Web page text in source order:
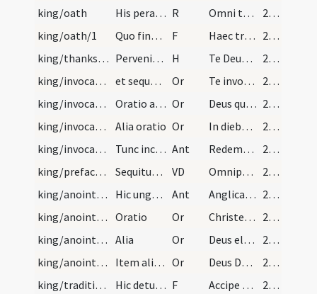
king/oath
His peractis omnis dicant Amen. Postmodum cantetu… R Omni tempore benedic Deum
281
king/oath/1
Quo finetenus hymnizato rex erigatur de solo et a… F Haec tria populo christiano ... clemens et misericors Deus. Qui vivit
281
king/thanksgiving
Perveniens rex ad ecclesiam prosternat se coram a… H Te Deum laudamus
281
king/invocation/1
et sequantur hae orationes a singulis episcopis s… Or Te invocamus Domine ... feliciter regere mereatur. Per
282
king/invocation/2
Oratio alia Or Deus qui populis tuis ... valeat pervenire. Per
282
king/invocation/3
Alia oratio Or In diebus tuis oriatur ... commercia consequaris auxiliante Domino nostro Iesu Christo
283
king/invocation/2
Tunc incipiat archiepiscopus hanc antiphonam Ant Redemptor mundi conservet vitam tuam
284
king/preface-shaped prex
Sequitur consecratio regis ab episcopo, qui arcem… VD Omnipotens sempiterne Deus creator ac gubernator ... oleo gratiae Spiritus sancti per unge
285
king/anointings/3
Hic unguatur oleo et haec cantetur antiphona Ant Anglica non es oblita in conspectu Domini in te enim exaltetur rex qui regat populum Dei anglicum unguatur oleo laetitiae et confortetur Dei virtute
287
king/anointings/4
Oratio Or Christe per unge ... regno perveniat. Per dominum nostrum
287
king/anointings/5
Alia Or Deus electorum fortitudo ... exhibere concedas, qui vivis et regnas Deus
288
king/anointings/6
Item alia oratio Or Deus Dei Filius ... possidere merearis. Per.
289
king/traditio instrumentorum/2
Hic detur anulus regi et dicatur F Accipe anulum
290